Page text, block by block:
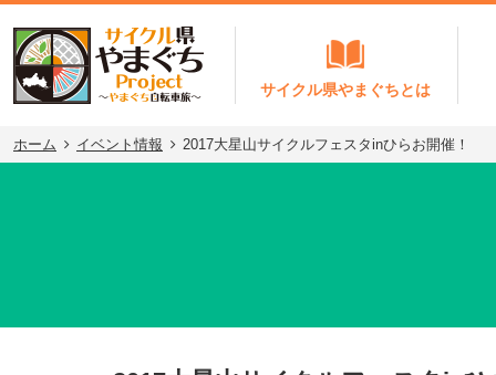
サイクル県やまぐちとは
ホーム イベント情報 2017大星山サイクルフェスタinひらお開催！